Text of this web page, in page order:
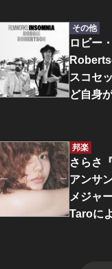
その他
ロビー
スコセ
ど自身
邦楽
さらさ
アンサ
メジャ
Taroに